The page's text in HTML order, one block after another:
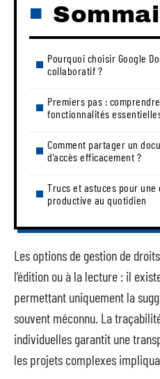
Pourquoi choisir Google
collaboratif ?
Premiers pas :
fonctionnalités
Comment partager un
d’accès efficacement ?
Trucs et astuces pour
productive au quotidien
Les options de gestion de
l’édition ou à la lecture : il
permettant uniquement la
souvent méconnu. La
individuelles garantit une
les projets complexes